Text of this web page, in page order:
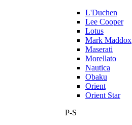
L'Duchen
Lee Cooper
Lotus
Mark Maddox
Maserati
Morellato
Nautica
Obaku
Orient
Orient Star
P-S